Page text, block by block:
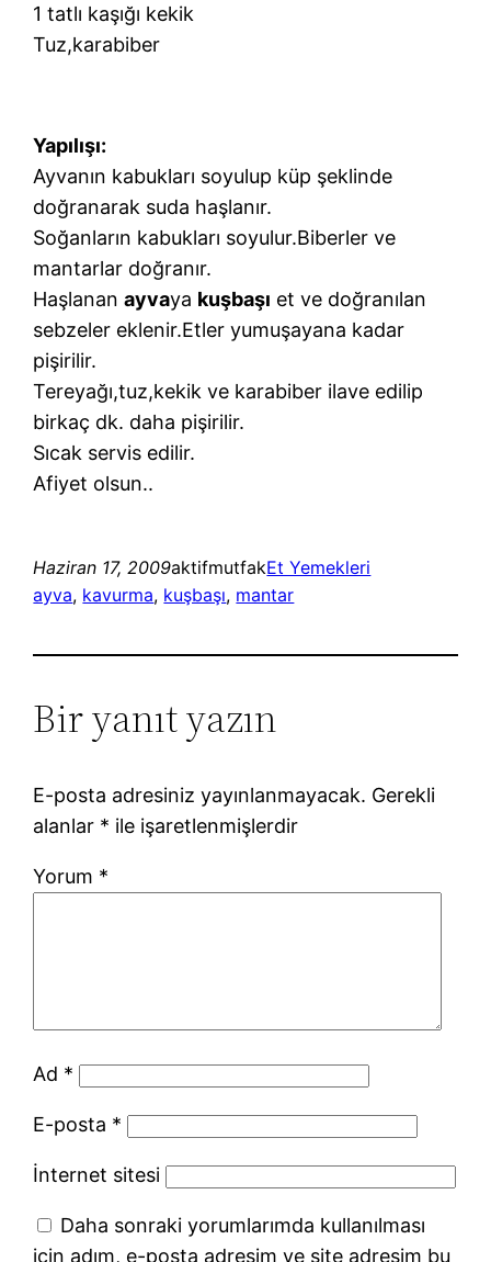
1 tatlı kaşığı kekik
Tuz,karabiber
Yapılışı:
Ayvanın kabukları soyulup küp şeklinde
doğranarak suda haşlanır.
Soğanların kabukları soyulur.Biberler ve
mantarlar doğranır.
Haşlananayvaya kuşbaşı et ve doğranılan
sebzeler eklenir.Etler yumuşayana kadar
pişirilir.
Tereyağı,tuz,kekik ve karabiber ilave edilip
birkaç dk. daha pişirilir.
Sıcak servis edilir.
Afiyet olsun..
Haziran 17, 2009aktifmutfakEt Yemekleri
ayva, kavurma, kuşbaşı, mantar
Bir yanıt yazın
E-posta adresiniz yayınlanmayacak. Gerekli
alanlar * ile işaretlenmişlerdir
Yorum *
Ad *
E-posta *
İnternet sitesi
Daha sonraki yorumlarımda kullanılması
için adım, e-posta adresim ve site adresim bu